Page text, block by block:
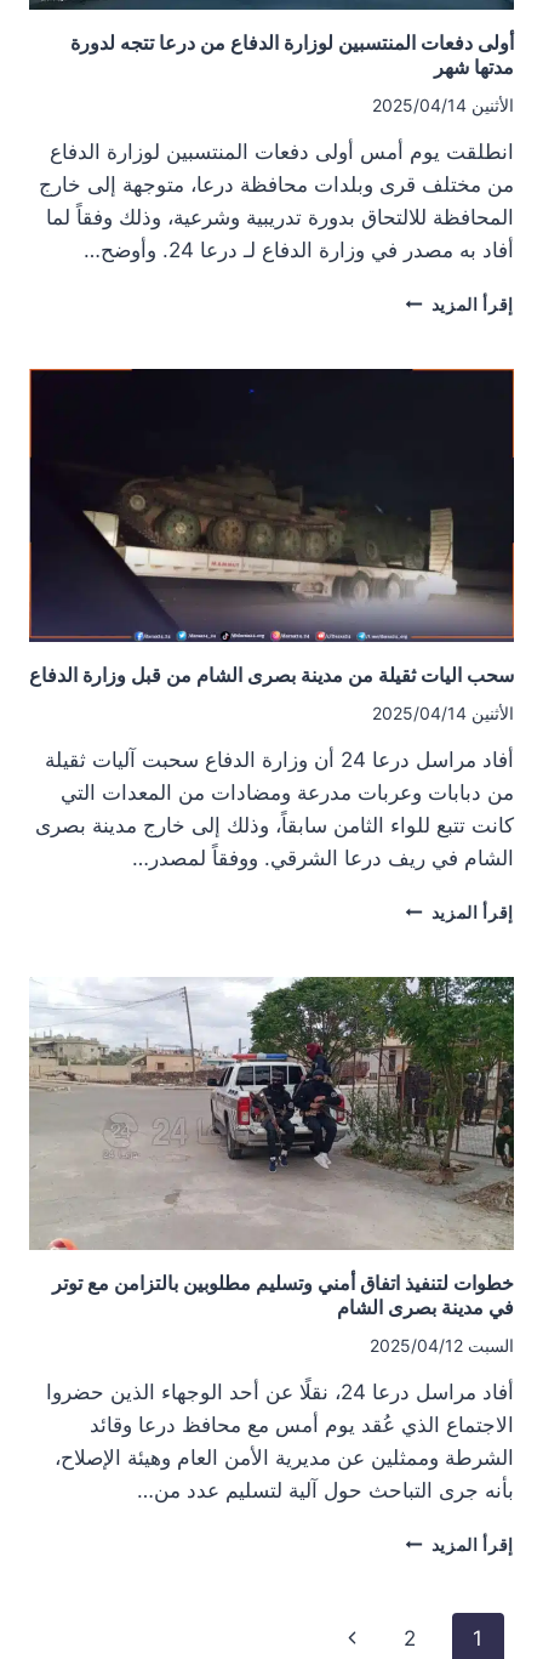
أولى دفعات المنتسبين لوزارة الدفاع من درعا تتجه لدورة
مدتها شهر
الأثنين 2025/04/14
انطلقت يوم أمس أولى دفعات المنتسبين لوزارة الدفاع
من مختلف قرى وبلدات محافظة درعا، متوجهة إلى خارج
المحافظة للالتحاق بدورة تدريبية وشرعية، وذلك وفقاً لما
أفاد به مصدر في وزارة الدفاع لـ درعا 24. وأوضح…
إقرأ المزيد أولى
لوزارة
مدتها
شهر
سحب اليات ثقيلة من مدينة بصرى الشام من قبل وزارة الدفاع
الأثنين 2025/04/14
أفاد مراسل درعا 24 أن وزارة الدفاع سحبت آليات ثقيلة
من دبابات وعربات مدرعة ومضادات من المعدات التي
كانت تتبع للواء الثامن سابقاً، وذلك إلى خارج مدينة بصرى
الشام في ريف درعا الشرقي. ووفقاً لمصدر…
إقرأ المزيد سحب
من
مدينة
بصرى
الشام
من
قبل
وزارة
الدفاع
خطوات لتنفيذ اتفاق أمني وتسليم مطلوبين بالتزامن مع توتر
في مدينة بصرى الشام
السبت 2025/04/12
أفاد مراسل درعا 24، نقلًا عن أحد الوجهاء الذين حضروا
الاجتماع الذي عُقد يوم أمس مع محافظ درعا وقائد
الشرطة وممثلين عن مديرية الأمن العام وهيئة الإصلاح،
بأنه جرى التباحث حول آلية لتسليم عدد من…
إقرأ المزيد خطوات
وتسليم
تنقل
1
2 الصفحة